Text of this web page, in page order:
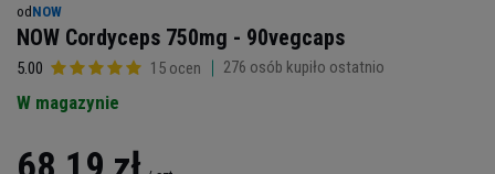
od NOW
NOW Cordyceps 750mg - 90vegcaps
5.00 15 ocen 276 osób kupiło ostatnio
W magazynie